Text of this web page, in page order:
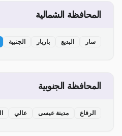
المحافظة الشمالية
سار البديع باربار الجنبية
المحافظة الجنوبية
الرفاع مدينة عيسى عالي